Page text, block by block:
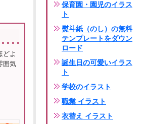
どよ
囲気
保育園・園児のイラス
ト
熨斗紙（のし）の無料
テンプレートをダウン
ロード
誕生日の可愛いイラス
ト
学校のイラスト
職業 イラスト
衣替え イラスト